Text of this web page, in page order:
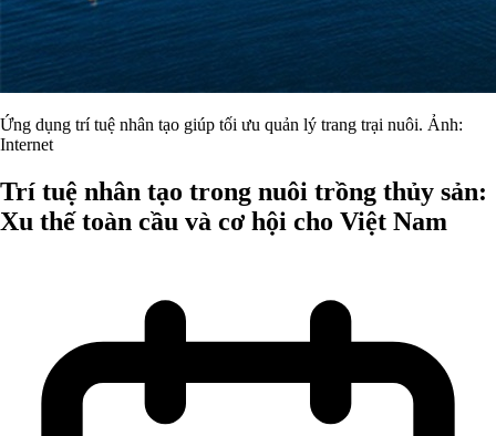
Ứng dụng trí tuệ nhân tạo giúp tối ưu quản lý trang trại nuôi. Ảnh:
Internet
Trí tuệ nhân tạo trong nuôi trồng thủy sản:
Xu thế toàn cầu và cơ hội cho Việt Nam